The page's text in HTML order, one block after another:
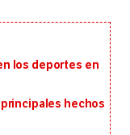
los deportes en
hechos